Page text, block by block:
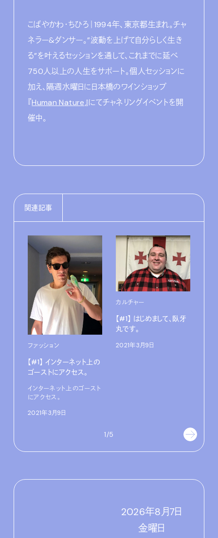
こばやかわ・ちひろ｜1994年、東京都生まれ。チャ
ネラー&ダンサー。”波動を上げて自分らしく生き
る”を叶えるセッションを通して、これまでに延べ
750人以上の人生をサポート。個人セッションに
加え、隔週水曜日に日本橋のワインショップ
『Human Nature』にてチャネリングイベントを開
催中。
関連記事
ファッション
【#1】 インターネット上の
ゴーストにアクセス。
インターネット上のゴースト
にアクセス。
2021年3月9日
カルチャー
【#1】 はじめまして、臥牙
丸です。
2021年3月9日
1/5
2026年8月7日
金曜日